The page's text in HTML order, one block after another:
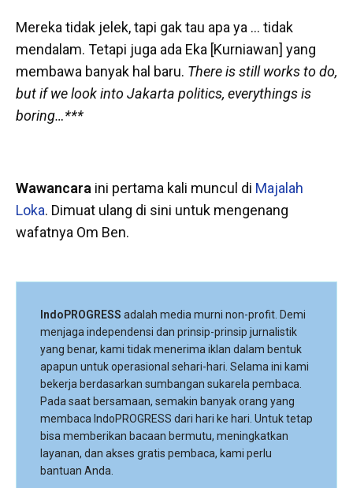
Mereka tidak jelek, tapi gak tau apa ya … tidak
mendalam. Tetapi juga ada Eka [Kurniawan] yang
membawa banyak hal baru. There is still works to do,
but if we look into Jakarta politics, everythings is
boring…***
Wawancara ini pertama kali muncul di Majalah
Loka. Dimuat ulang di sini untuk mengenang
wafatnya Om Ben.
IndoPROGRESS adalah media murni non-profit. Demi
menjaga independensi dan prinsip-prinsip jurnalistik
yang benar, kami tidak menerima iklan dalam bentuk
apapun untuk operasional sehari-hari. Selama ini kami
bekerja berdasarkan sumbangan sukarela pembaca.
Pada saat bersamaan, semakin banyak orang yang
membaca IndoPROGRESS dari hari ke hari. Untuk tetap
bisa memberikan bacaan bermutu, meningkatkan
layanan, dan akses gratis pembaca, kami perlu
bantuan Anda.